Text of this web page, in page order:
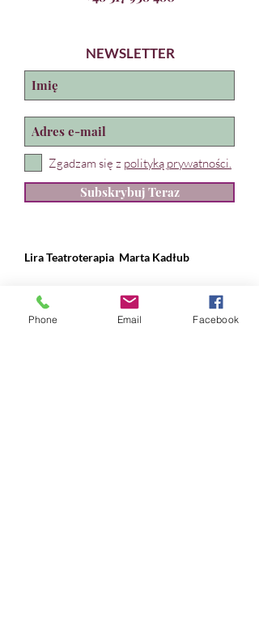
NEWSLETTER
Zgadzam się z polityką prywatności.
Subskrybuj Teraz
Lira Teatroterapia Marta Kadłub
NIP:631 239 89 90
Phone Email Facebook